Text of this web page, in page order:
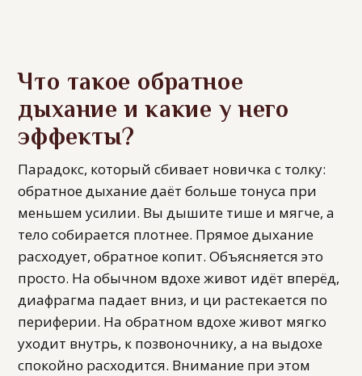
Что такое обратное
дыхание и какие у него
эффекты?
Парадокс, который сбивает новичка с толку:
обратное дыхание даёт больше тонуса при
меньшем усилии. Вы дышите тише и мягче, а
тело собирается плотнее. Прямое дыхание
расходует, обратное копит. Объясняется это
просто. На обычном вдохе живот идёт вперёд,
диафрагма падает вниз, и ци растекается по
периферии. На обратном вдохе живот мягко
уходит внутрь, к позвоночнику, а на выдохе
спокойно расходится. Внимание при этом